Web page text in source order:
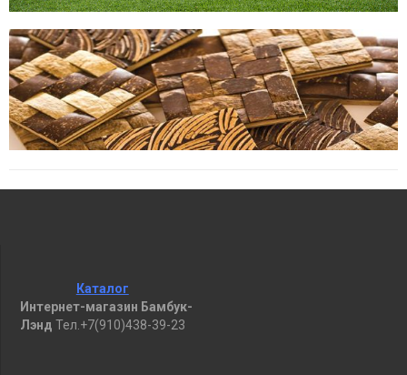
Каталог
Интернет-магазин Бамбук-
Лэнд Тел.+7(910)438-39-23